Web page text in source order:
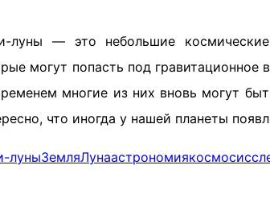
луны — это небольшие
могут попасть под
многие из них вновь могут
что иногда у нашей планеты
луныЗемляЛунаастрономиякосмос